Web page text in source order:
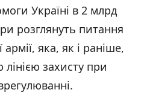
Україні в 2 млрд
розглянуть питання
яка, як і раніше,
захисту при